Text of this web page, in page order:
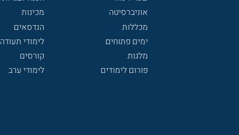
אוניברסיטה
מכללות
ימים פתוחים
מלגות
פורום לימודים
מכינות
הנדסאים
לימודי תעודה
קורסים
לימודי ערב